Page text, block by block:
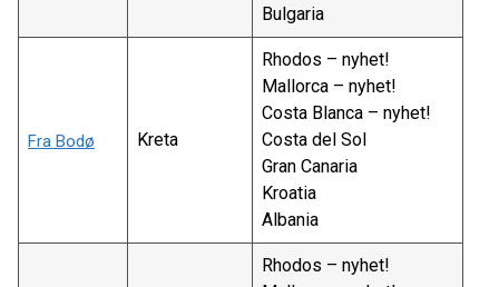
Bulgaria
Fra Bodø Kreta
Rhodos – nyhet!
Mallorca – nyhet!
Costa Blanca – nyhet!
Costa del Sol
Gran Canaria
Kroatia
Albania
Rhodos – nyhet!